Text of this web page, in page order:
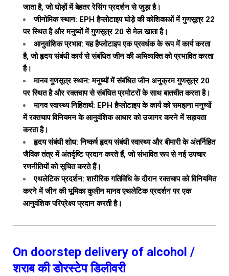
जाता है, जो घोड़ों में बेहतर रेसिंग प्रदर्शन से जुड़ा है।
जीनोमिक स्थान: EPH हैप्लोटाइप घोड़े की कोशिकाओं में गुणसूत्र 22
पर स्थित है और मनुष्यों में गुणसूत्र 20 से मेल खाता है।
आनुवांशिक प्रभाव: यह हैप्लोटाइप एक प्रवर्धक के रूप में कार्य करता
है, जो हृदय संबंधी कार्य से संबंधित जीन की अभिव्यक्ति को प्रभावित करता
है।
मानव गुणसूत्र स्थान: मनुष्यों में संबंधित जीन अनुक्रम गुणसूत्र 20
पर स्थित है और रक्तचाप से संबंधित प्रमोटरों के साथ बातचीत करता है।
मानव स्वास्थ्य निहितार्थ: EPH हैप्लोटाइप के कार्य को समझना मनुष्यों
में रक्तचाप विनियमन के आनुवंशिक आधार को उजागर करने में सहायता
करता है।
हृदय संबंधी शोध: निष्कर्ष हृदय संबंधी स्वास्थ्य और बीमारी के अंतर्निहित
जैविक तंत्र में अंतर्दृष्टि प्रदान करते हैं, जो संभावित रूप से नई उपचार
रणनीतियों को सूचित करते हैं।
एथलेटिक प्रदर्शन: शारीरिक गतिविधि के दौरान रक्तचाप को विनियमित
करने में जीन की भूमिका कुलीन मानव एथलेटिक प्रदर्शन पर एक
आनुवंशिक परिप्रेक्ष्य प्रदान करती है।
On doorstep delivery of alcohol /
शराब की डोरस्टेप डिलीवरी